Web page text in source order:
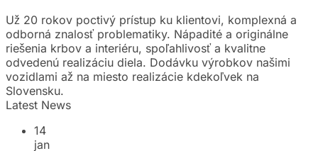
Už 20 rokov poctivý prístup ku klientovi, komplexná a
odborná znalosť problematiky. Nápadité a originálne
riešenia krbov a interiéru, spoľahlivosť a kvalitne
odvedenú realizáciu diela. Dodávku výrobkov našimi
vozidlami až na miesto realizácie kdekoľvek na
Slovensku.
Latest News
14
jan